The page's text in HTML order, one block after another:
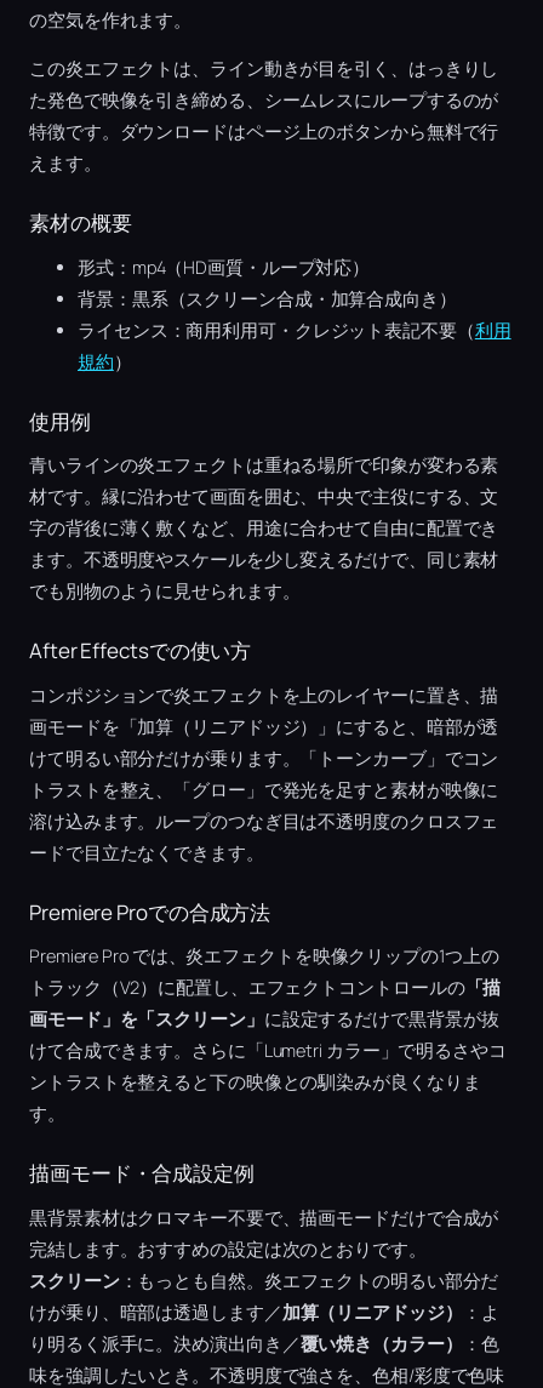
の空気を作れます。
この炎エフェクトは、ライン動きが目を引く、はっきりし
た発色で映像を引き締める、シームレスにループするのが
特徴です。ダウンロードはページ上のボタンから無料で行
えます。
素材の概要
形式：mp4（HD画質・ループ対応）
背景：黒系（スクリーン合成・加算合成向き）
ライセンス：商用利用可・クレジット表記不要（利用
規約）
使用例
青いラインの炎エフェクトは重ねる場所で印象が変わる素
材です。縁に沿わせて画面を囲む、中央で主役にする、文
字の背後に薄く敷くなど、用途に合わせて自由に配置でき
ます。不透明度やスケールを少し変えるだけで、同じ素材
でも別物のように見せられます。
After Effectsでの使い方
コンポジションで炎エフェクトを上のレイヤーに置き、描
画モードを「加算（リニアドッジ）」にすると、暗部が透
けて明るい部分だけが乗ります。「トーンカーブ」でコン
トラストを整え、「グロー」で発光を足すと素材が映像に
溶け込みます。ループのつなぎ目は不透明度のクロスフェ
ードで目立たなくできます。
Premiere Proでの合成方法
Premiere Pro では、炎エフェクトを映像クリップの1つ上の
トラック（V2）に配置し、エフェクトコントロールの「描
画モード」を「スクリーン」 に設定するだけで黒背景が抜
けて合成できます。さらに「Lumetri カラー」で明るさやコ
ントラストを整えると下の映像との馴染みが良くなりま
す。
描画モード・合成設定例
黒背景素材はクロマキー不要で、描画モードだけで合成が
完結します。おすすめの設定は次のとおりです。
スクリーン：もっとも自然。炎エフェクトの明るい部分だ
けが乗り、暗部は透過します／加算（リニアドッジ）
：よ
り明るく派手に。決め演出向き／覆い焼き（カラー）
：色
味を強調したいとき。不透明度で強さを、色相/彩度で色味